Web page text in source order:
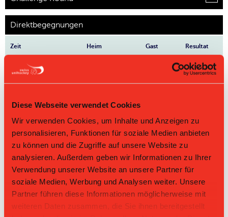
Diese Webseite verwendet Cookies
Wir verwenden Cookies, um Inhalte und Anzeigen zu
personalisieren, Funktionen für soziale Medien anbieten
zu können und die Zugriffe auf unsere Website zu
analysieren. Außerdem geben wir Informationen zu Ihrer
Verwendung unserer Website an unsere Partner für
soziale Medien, Werbung und Analysen weiter. Unsere
Partner führen diese Informationen möglicherweise mit
weiteren Daten zusammen, die Sie ihnen bereitgestellt
Direktbegegnungen
Zeit Heim Gast Resultat
28.03.2026 11:45 6:2
22.11.2025 15:25 Bülach Floorball II
Phantoms
Rafzerfeld I
7:7
15.03.2025 17:15 Bülach Floorball II
UHC
Phantoms
Rafzerfeld I
12:4
11.01.2025 17:15
UHC Phantoms
Rafzerfeld I
Bülach
Floorball II
7:10